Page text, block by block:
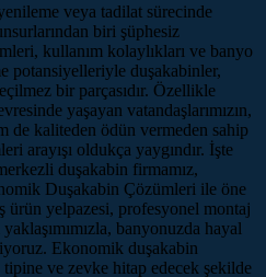
veya tadilat sürecinde
biri şüphesiz
kullanım kolaylıkları ve banyo
potansiyelleriyle duşakabinler,
bir parçasıdır. Özellikle
yaşayan vatandaşlarımızın,
de kaliteden ödün vermeden sahip
arayışı oldukça yaygındır. İşte
duşakabin firmamız,
Duşakabin Çözümleri ile öne
ürün yelpazesi, profesyonel montaj
banyonuzda hayal
Ekonomik duşakabin
ve zevke hitap edecek şekilde